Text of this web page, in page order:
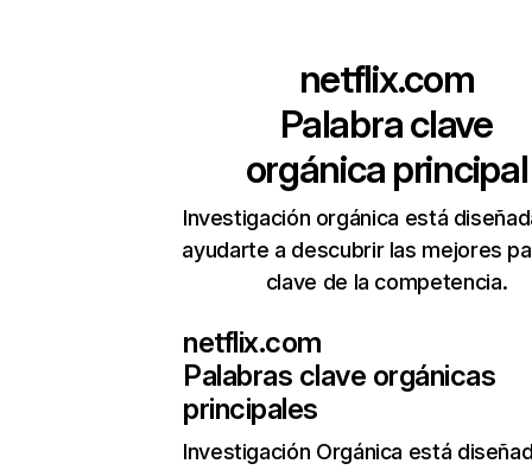
netflix.com
Palabra clave
orgánica principal
Investigación orgánica está
ayudarte a descubrir las mejores
clave de la competencia.
netflix.com
Palabras clave orgánicas
principales
Investigación Orgánica está